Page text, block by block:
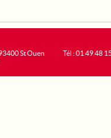
St Ouen
Tél : 01 49 48